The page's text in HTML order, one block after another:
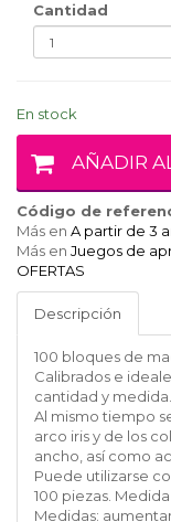
Cantidad
En stock
AÑADIR
Código de
Más en A partir de 3
Más en Juegos de
OFERTAS
Descripción
100 bloques de
Calibrados e
cantidad y medida.
Al mismo tiempo
arco iris y de los
ancho, así como
Puede utilizarse
100 piezas.
Medidas: